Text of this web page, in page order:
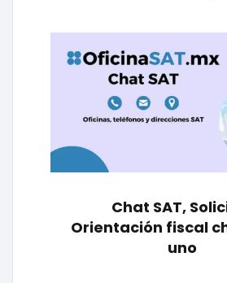
Chat SAT,
Orientación fiscal
uno